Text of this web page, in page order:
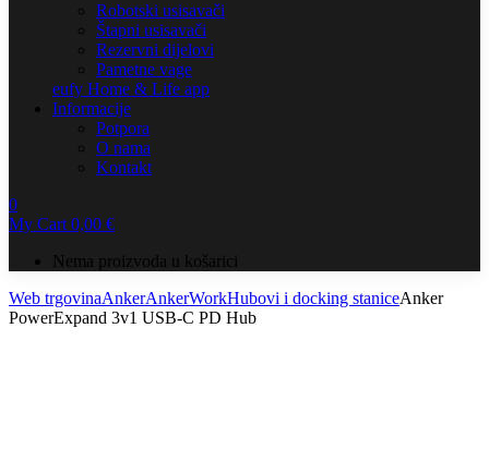
Robotski usisavači
Štapni usisavači
Rezervni dijelovi
Pametne vage
eufy Home & Life app
Informacije
Potpora
O nama
Kontakt
0
My Cart0,00 €
Nema proizvoda u košarici
Web trgovinaAnkerAnkerWorkHubovi i docking staniceAnker
PowerExpand 3v1 USB-C PD Hub